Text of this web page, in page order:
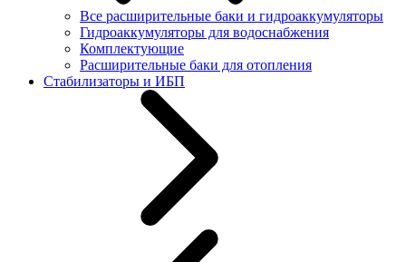
Все расширительные баки и гидроаккумуляторы
Гидроаккумуляторы для водоснабжения
Комплектующие
Расширительные баки для отопления
Стабилизаторы и ИБП